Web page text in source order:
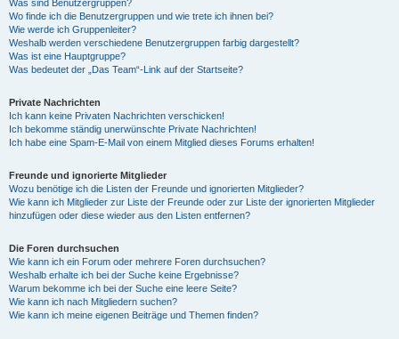
Was sind Benutzergruppen?
Wo finde ich die Benutzergruppen und wie trete ich ihnen bei?
Wie werde ich Gruppenleiter?
Weshalb werden verschiedene Benutzergruppen farbig dargestellt?
Was ist eine Hauptgruppe?
Was bedeutet der „Das Team“-Link auf der Startseite?
Private Nachrichten
Ich kann keine Privaten Nachrichten verschicken!
Ich bekomme ständig unerwünschte Private Nachrichten!
Ich habe eine Spam-E-Mail von einem Mitglied dieses Forums erhalten!
Freunde und ignorierte Mitglieder
Wozu benötige ich die Listen der Freunde und ignorierten Mitglieder?
Wie kann ich Mitglieder zur Liste der Freunde oder zur Liste der ignorierten Mitglieder
hinzufügen oder diese wieder aus den Listen entfernen?
Die Foren durchsuchen
Wie kann ich ein Forum oder mehrere Foren durchsuchen?
Weshalb erhalte ich bei der Suche keine Ergebnisse?
Warum bekomme ich bei der Suche eine leere Seite?
Wie kann ich nach Mitgliedern suchen?
Wie kann ich meine eigenen Beiträge und Themen finden?